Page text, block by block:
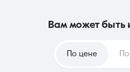
вам может быть
По цене